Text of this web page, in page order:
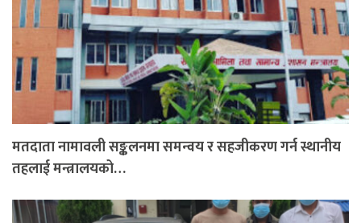
मतदाता नामावली सङ्कलनमा समन्वय र सहजीकरण गर्न स्थानीय
तहलाई मन्त्रालयको…